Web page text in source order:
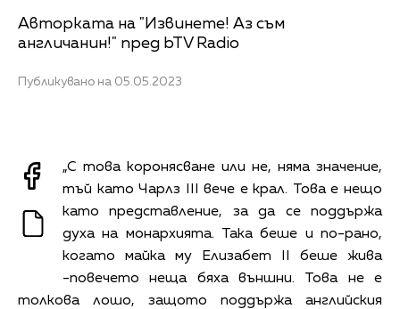
Авторката на "Извинете! Аз съм
англичанин!" пред bTV Radio
Публикувано на 05.05.2023
„С това коронясване или не, няма значение,
тъй като Чарлз III вече е крал. Това е нещо
като представление, за да се поддържа
духа на монархията. Така беше и по-рано,
когато майка му Елизабет II беше жива
-повечето неща бяха външни. Това не е
толкова лошо, защото поддържа английския